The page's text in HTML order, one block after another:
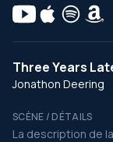
Three Years
Jonathon Deering
SCÈNE / DÉTAILS
La description de